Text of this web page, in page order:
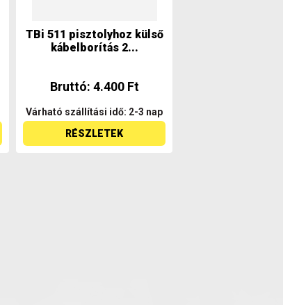
TBi 511 pisztolyhoz külső
kábelborítás 2...
Bruttó: 4.400 Ft
Várható szállítási idő: 2-3 nap
RÉSZLETEK